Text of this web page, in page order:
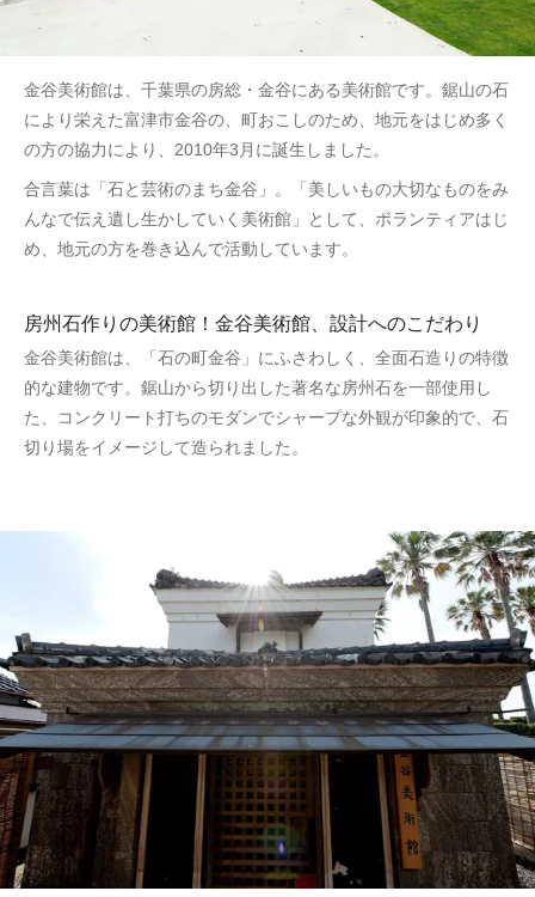
金谷美術館は、千葉県の房総・金谷にある美術館です。鋸山の石
により栄えた富津市金谷の、町おこしのため、地元をはじめ多く
の方の協力により、2010年3月に誕生しました。
合言葉は「石と芸術のまち金谷」。「美しいもの大切なものをみ
んなで伝え遺し生かしていく美術館」として、ボランティアはじ
め、地元の方を巻き込んで活動しています。
房州石作りの美術館！金谷美術館、設計へのこだわり
金谷美術館は、「石の町金谷」にふさわしく、全面石造りの特徴
的な建物です。鋸山から切り出した著名な房州石を一部使用し
た、コンクリート打ちのモダンでシャープな外観が印象的で、石
切り場をイメージして造られました。